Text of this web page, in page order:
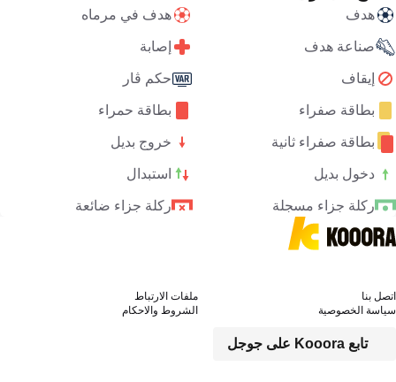
هدف هدف في مرماه
صناعة هدف إصابة
إيقاف حكم ڤار
بطاقة صفراء بطاقة حمراء
بطاقة صفراء ثانية خروج بديل
دخول بديل استبدال
ركلة جزاء مسجلة ركلة جزاء ضائعة
تابع Kooora على جوجل
اتصل بنا
ملفات الارتباط
سياسة الخصوصية
الشروط والاحكام